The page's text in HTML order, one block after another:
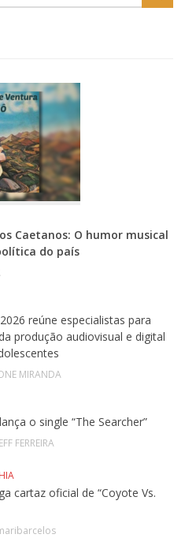
Caetanos: O humor musical
do país
reúne especialistas para
produção audiovisual e digital
MIRANDA
o single “The Searcher”
FERREIRA
cartaz oficial de “Coyote Vs.